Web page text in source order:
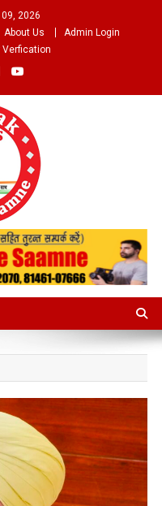
2026
About Us
Admin Login
Verfication